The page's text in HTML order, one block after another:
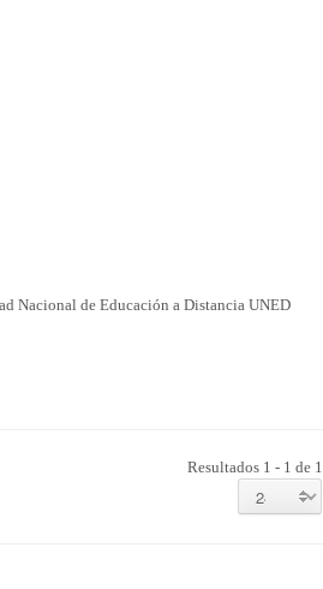
Nacional de Educación a Distancia UNED
Resultados 1 - 1 de 1